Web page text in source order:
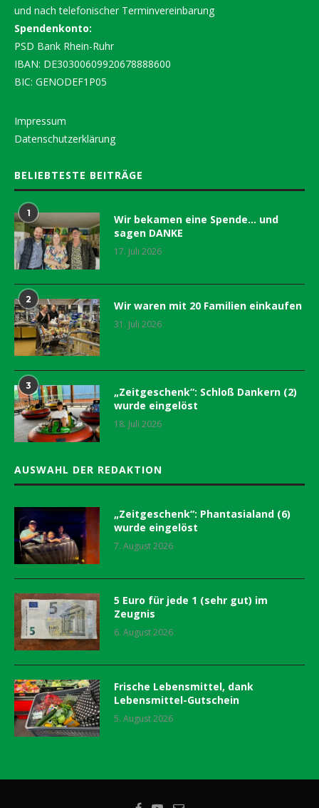
und nach telefonischer Terminvereinbarung
Spendenkonto:
PSD Bank Rhein-Ruhr
IBAN: DE30300609920678888600
BIC: GENODEF1P05
Impressum
Datenschutzerklärung
BELIEBTESTE BEITRÄGE
1
Wir bekamen eine Spende… und
sagen DANKE
17. Juli 2026
2 Wir waren mit 20 Familien einkaufen
31. Juli 2026
3
„Zeitgeschenk“: Schloß Dankern (2)
wurde eingelöst
18. Juli 2026
AUSWAHL DER REDAKTION
„Zeitgeschenk“: Phantasialand (6)
wurde eingelöst
7. August 2026
5 Euro für jede 1 (sehr gut) im
Zeugnis
6. August 2026
Frische Lebensmittel, dank
Lebensmittel-Gutschein
5. August 2026